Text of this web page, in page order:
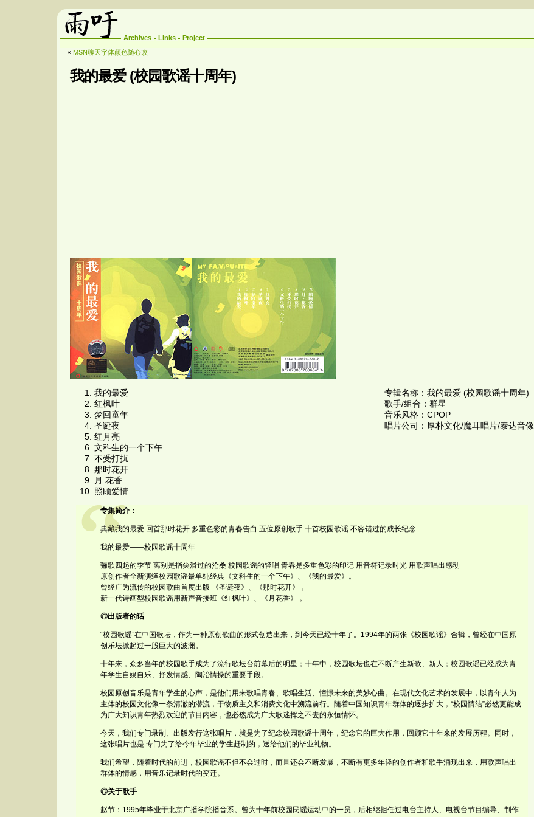
Archives
Links
Project
« MSN聊天字体颜色随心改
我的最爱 (校园歌谣十周年)
专辑名称：我的最爱 (校园歌谣十周年)
歌手/组合：群星
音乐风格：CPOP
唱片公司：厚朴文化/魔耳唱片/泰达音像
我的最爱
红枫叶
梦回童年
圣诞夜
红月亮
文科生的一个下午
不受打扰
那时花开
月.花香
照顾爱情
专集简介：
典藏我的最爱 回首那时花开 多重色彩的青春告白 五位原创歌手 十首校园歌谣 不容错过的成长纪念
我的最爱——校园歌谣十周年
骊歌四起的季节 离别是指尖滑过的沧桑 校园歌谣的轻唱 青春是多重色彩的印记 用音符记录时光 用歌声唱出感动
原创作者全新演绎校园歌谣最单纯经典《文科生的一个下午》、《我的最爱》。
曾经广为流传的校园歌曲首度出版 《圣诞夜》、《那时花开》 。
新一代诗画型校园歌谣用新声音接班《红枫叶》、《月花香》 。
◎出版者的话
“校园歌谣”在中国歌坛，作为一种原创歌曲的形式创造出来，到今天已经十年了。1994年的两张《校园歌谣》合辑，曾经在中国原
创乐坛掀起过一股巨大的波澜。
十年来，众多当年的校园歌手成为了流行歌坛台前幕后的明星；十年中，校园歌坛也在不断产生新歌、新人；校园歌谣已经成为青
年学生自娱自乐、抒发情感、陶冶情操的重要手段。
校园原创音乐是青年学生的心声，是他们用来歌唱青春、歌唱生活、憧憬未来的美妙心曲。在现代文化艺术的发展中，以青年人为
主体的校园文化像一条清澈的潜流，于物质主义和消费文化中溯流前行。随着中国知识青年群体的逐步扩大，“校园情结”必然更能成
为广大知识青年热烈欢迎的节目内容，也必然成为广大歌迷挥之不去的永恒情怀。
今天，我们专门录制、出版发行这张唱片，就是为了纪念校园歌谣十周年，纪念它的巨大作用，回顾它十年来的发展历程。同时，
这张唱片也是 专门为了给今年毕业的学生赶制的，送给他们的毕业礼物。
我们希望，随着时代的前进，校园歌谣不但不会过时，而且还会不断发展，不断有更多年轻的创作者和歌手涌现出来，用歌声唱出
群体的情感，用音乐记录时代的变迁。
◎关于歌手
赵节：1995年毕业于北京广播学院播音系。曾为十年前校园民谣运动中的一员，后相继担任过电台主持人、电视台节目编导、制作